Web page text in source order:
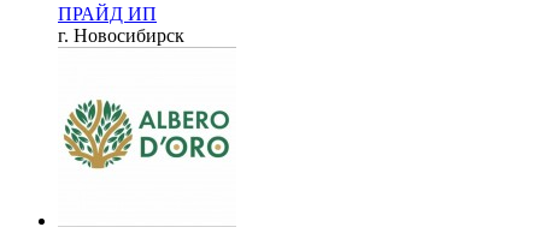
ПРАЙД ИП
г. Новосибирск